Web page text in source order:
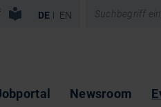
überspringen
DE EN
Newsroom